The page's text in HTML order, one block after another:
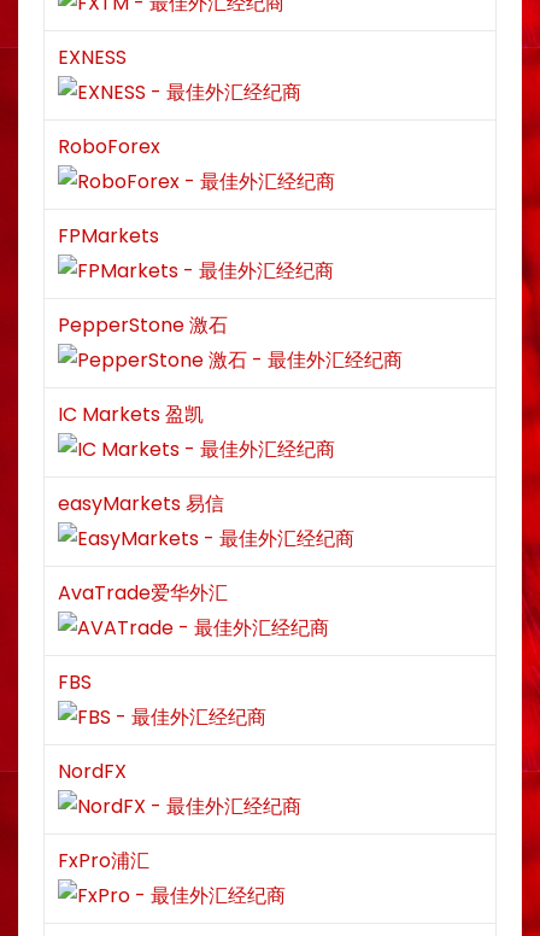
EXNESS
RoboForex
FPMarkets
PepperStone 激石
IC Markets 盈凯
easyMarkets 易信
AvaTrade爱华外汇
FBS
NordFX
FxPro浦汇